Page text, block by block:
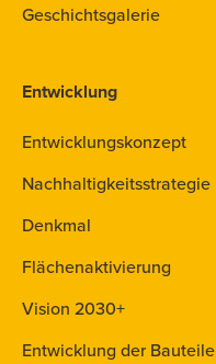
Geschichtsgalerie
Entwicklung
Entwicklungskonzept
Nachhaltigkeitsstrategie
Denkmal
Flächenaktivierung
Vision 2030+
Entwicklung der Bauteile